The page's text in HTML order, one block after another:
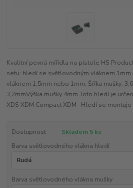
Kvalitní pevná mířidla na pistole HS
setu: hledí se světlovodným vláknem 1mm
vláknem 1,5mm nebo 1mm. Šířka mušky:
3,2mmVýška mušky 4mm Toto hledí je
XDS XDM Compact XDM Hledí se montuje
Dostupnost
Skladem 5 ks
Barva světlovodného vlákna hledí
Barva světlovodného vlákna mušky